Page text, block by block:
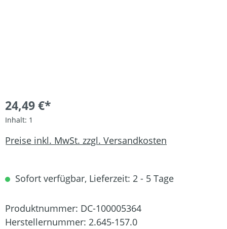
24,49 €*
Inhalt: 1
Preise inkl. MwSt. zzgl. Versandkosten
Sofort verfügbar, Lieferzeit: 2 - 5 Tage
Produktnummer: DC-100005364
Herstellernummer: 2.645-157.0